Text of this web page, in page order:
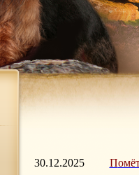
30.12.2025 П